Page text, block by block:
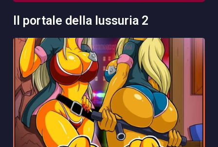
il portale della lussuria 2